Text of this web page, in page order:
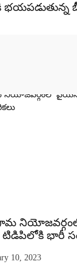
టిడిపిలోకి భారీ
10, 2023